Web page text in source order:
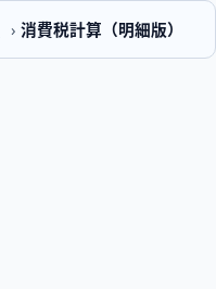
› 消費税計算（明細版）